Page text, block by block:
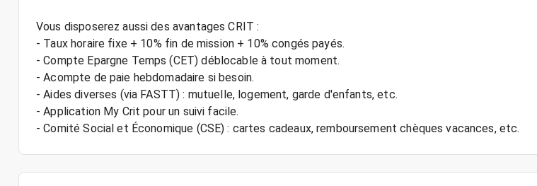
Vous disposerez aussi des avantages CRIT :
- Taux horaire fixe + 10% fin de mission + 10% congés payés.
- Compte Epargne Temps (CET) déblocable à tout moment.
- Acompte de paie hebdomadaire si besoin.
- Aides diverses (via FASTT) : mutuelle, logement, garde d'enfants, etc.
- Application My Crit pour un suivi facile.
- Comité Social et Économique (CSE) : cartes cadeaux, remboursement chèques vacances, etc.